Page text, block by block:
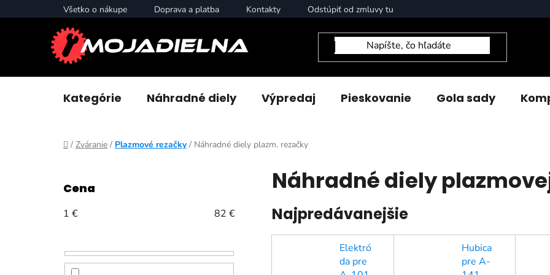
na
Všetko o nákupe Doprava a platba Kontakty Odstúpiť od zmluvy tu
Kategórie Náhradné diely Výpredaj Pieskovanie Gola sady
Domov
/ Zváranie / Plazmové rezačky / Náhradné diely plazm. rezačky
Cena
1 € 82 €
Náhradné diely
Najpredávanejšie
Elektró
da pre
Hubica
pre A-